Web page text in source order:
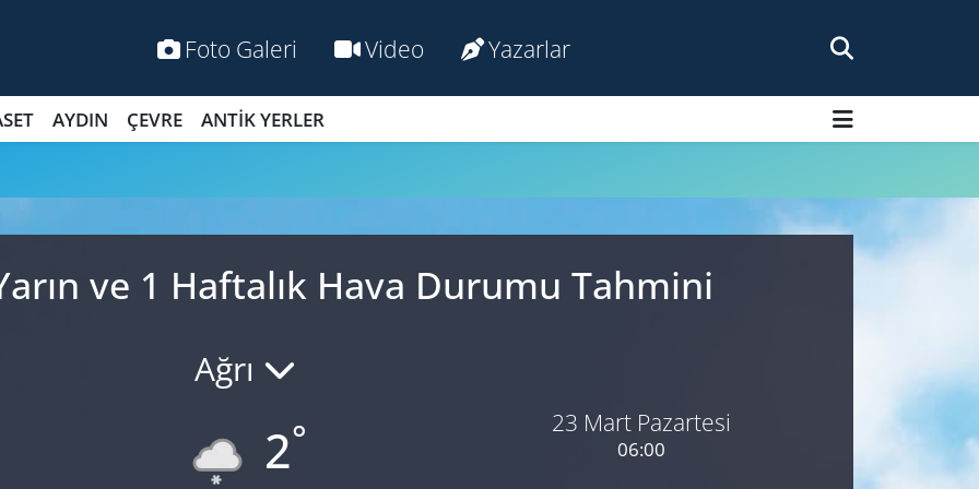
Foto Galeri Video Yazarlar
AYDIN ÇEVRE ANTİK YERLER
ve 1 Haftalık Hava Durumu Tahmini
Ağrı
2° 23 Mart Pazartesi
06:00